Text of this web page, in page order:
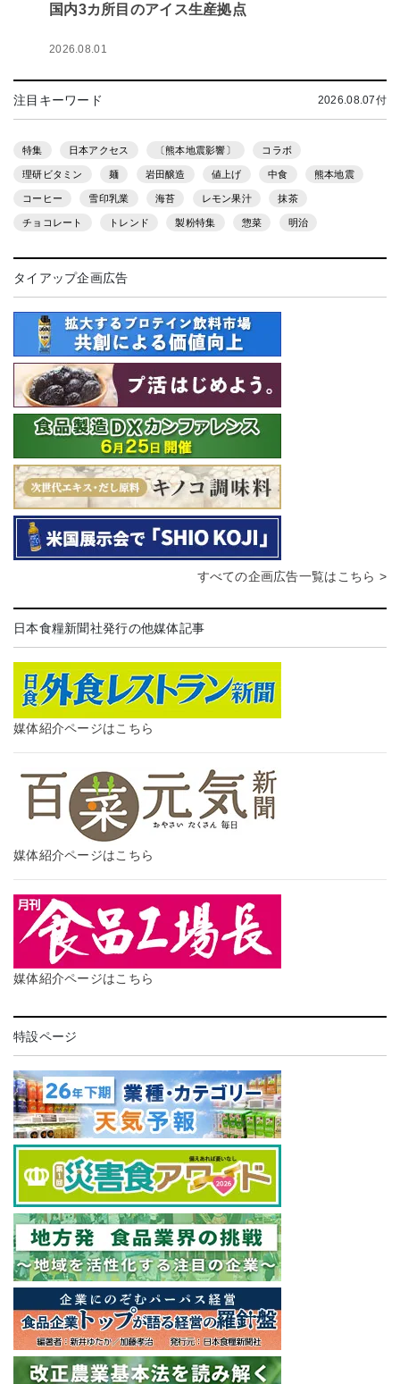
国内3カ所目のアイス生産拠点
2026.08.01
注目キーワード 2026.08.07付
特集 日本アクセス 〔熊本地震影響〕 コラボ
理研ビタミン 麺 岩田醸造 値上げ 中食 熊本地震
コーヒー 雪印乳業 海苔 レモン果汁 抹茶
チョコレート トレンド 製粉特集 惣菜 明治
タイアップ企画広告
すべての企画広告一覧はこちら >
日本食糧新聞社発行の他媒体記事
媒体紹介ページはこちら
媒体紹介ページはこちら
媒体紹介ページはこちら
特設ページ